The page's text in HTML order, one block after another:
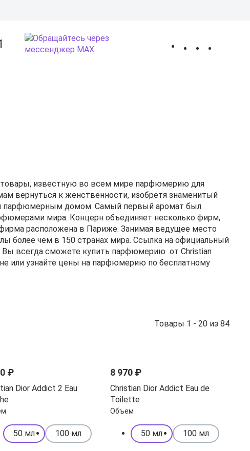
известную во всем ми­ре парфюмерию для
вер­нуть­ся к женственности, изобретя знаменитый
парфюмерным домом. Самый первый аромат был
мира. Концерн объединяет несколько фирм,
расположена в Париже. Занимая ведущее место
более чем в 150 странах мира. Сcылка на официальный
всегда сможете купить парфюмерию от Christian
или узнайте цены на парфюмерию по бесплатному
Товары 1 - 20 из 84
₽
Dior Addict 2 Eau
50 мл 100 мл
8 970 ₽
Christian Dior Addict Eau de
Toilette
Объем
50 мл 100 мл